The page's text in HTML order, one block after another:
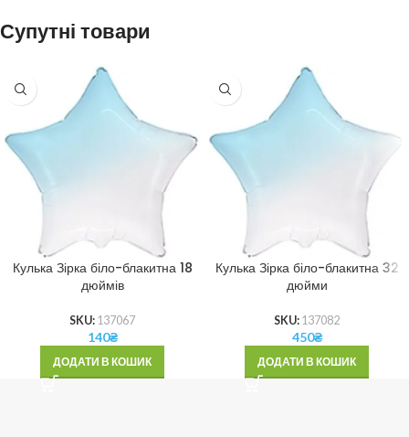
Супутні товари
Кулька Зірка біло-блакитна 18
дюймів
SKU: 137067
140₴
ДОДАТИ В КОШИК
Кулька Зірка біло-блакитна 32
дюйми
SKU: 137082
450₴
ДОДАТИ В КОШИК